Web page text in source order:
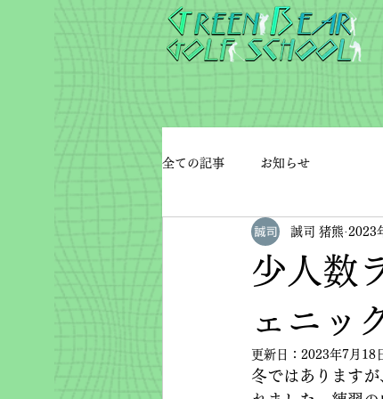
全ての記事 お知らせ
少人数
ェニッ
誠司 猪熊 2023
更新日： 2023年7月18
冬ではあります